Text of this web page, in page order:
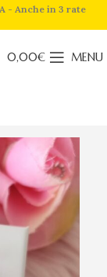
- Anche in 3 rate
0,00€ MENU